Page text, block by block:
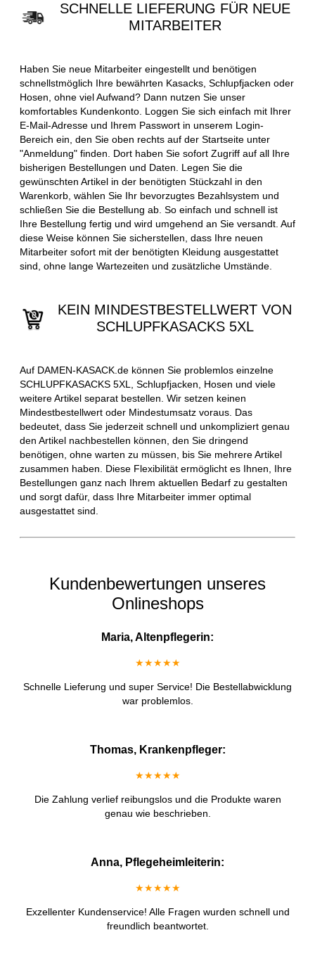
SCHNELLE LIEFERUNG FÜR NEUE
MITARBEITER
Haben Sie neue Mitarbeiter eingestellt und benötigen
schnellstmöglich Ihre bewährten Kasacks, Schlupfjacken oder
Hosen, ohne viel Aufwand? Dann nutzen Sie unser
komfortables Kundenkonto. Loggen Sie sich einfach mit Ihrer
E-Mail-Adresse und Ihrem Passwort in unserem Login-
Bereich ein, den Sie oben rechts auf der Startseite unter
"Anmeldung" finden. Dort haben Sie sofort Zugriff auf all Ihre
bisherigen Bestellungen und Daten. Legen Sie die
gewünschten Artikel in der benötigten Stückzahl in den
Warenkorb, wählen Sie Ihr bevorzugtes Bezahlsystem und
schließen Sie die Bestellung ab. So einfach und schnell ist
Ihre Bestellung fertig und wird umgehend an Sie versandt. Auf
diese Weise können Sie sicherstellen, dass Ihre neuen
Mitarbeiter sofort mit der benötigten Kleidung ausgestattet
sind, ohne lange Wartezeiten und zusätzliche Umstände.
KEIN MINDESTBESTELLWERT VON
SCHLUPFKASACKS 5XL
Auf DAMEN-KASACK.de können Sie problemlos einzelne
SCHLUPFKASACKS 5XL, Schlupfjacken, Hosen und viele
weitere Artikel separat bestellen. Wir setzen keinen
Mindestbestellwert oder Mindestumsatz voraus. Das
bedeutet, dass Sie jederzeit schnell und unkompliziert genau
den Artikel nachbestellen können, den Sie dringend
benötigen, ohne warten zu müssen, bis Sie mehrere Artikel
zusammen haben. Diese Flexibilität ermöglicht es Ihnen, Ihre
Bestellungen ganz nach Ihrem aktuellen Bedarf zu gestalten
und sorgt dafür, dass Ihre Mitarbeiter immer optimal
ausgestattet sind.
Kundenbewertungen unseres
Onlineshops
Maria, Altenpflegerin:
★★★★★
Schnelle Lieferung und super Service! Die Bestellabwicklung
war problemlos.
Thomas, Krankenpfleger:
★★★★★
Die Zahlung verlief reibungslos und die Produkte waren
genau wie beschrieben.
Anna, Pflegeheimleiterin:
★★★★★
Exzellenter Kundenservice! Alle Fragen wurden schnell und
freundlich beantwortet.